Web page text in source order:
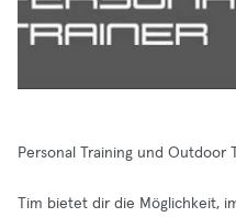
Personal Training und Outdoor
Tim bietet dir die Möglichkeit,